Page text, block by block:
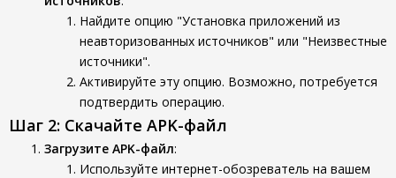
Найдите опцию "Установка приложений из
неавторизованных источников" или "Неизвестные
источники".
Активируйте эту опцию. Возможно, потребуется
подтвердить операцию.
Шаг 2: Скачайте APK-файл
Загрузите APK-файл:
Используйте интернет-обозреватель на вашем